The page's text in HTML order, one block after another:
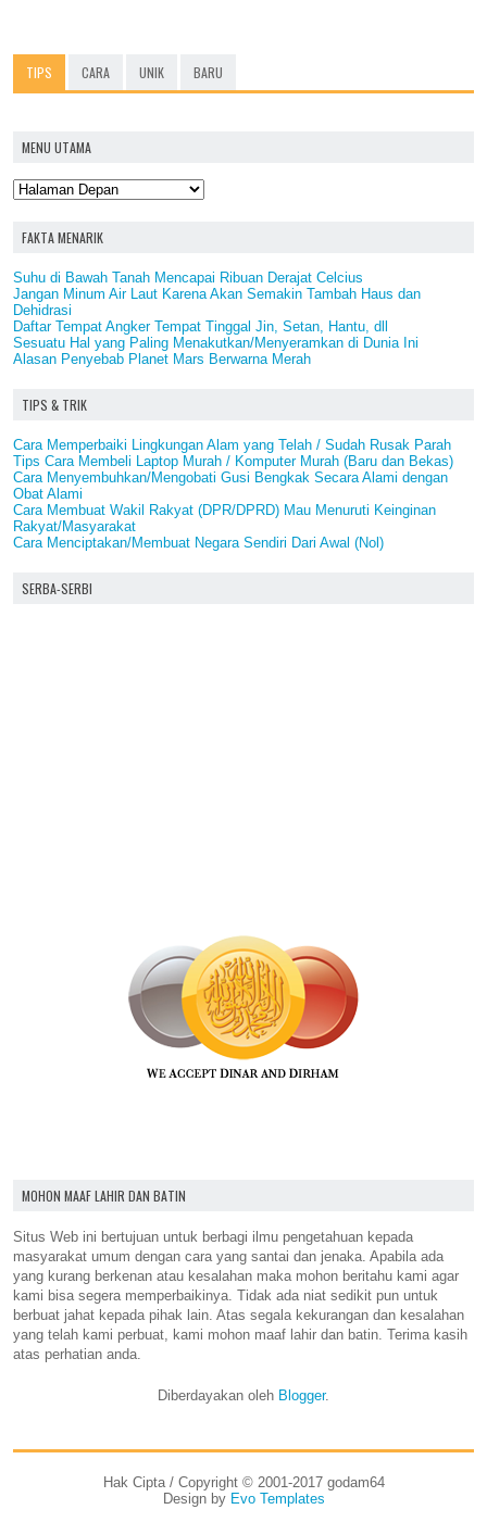
TIPS CARA UNIK BARU
MENU UTAMA
FAKTA MENARIK
Suhu di Bawah Tanah Mencapai Ribuan Derajat Celcius
Jangan Minum Air Laut Karena Akan Semakin Tambah Haus dan
Dehidrasi
Daftar Tempat Angker Tempat Tinggal Jin, Setan, Hantu, dll
Sesuatu Hal yang Paling Menakutkan/Menyeramkan di Dunia Ini
Alasan Penyebab Planet Mars Berwarna Merah
TIPS & TRIK
Cara Memperbaiki Lingkungan Alam yang Telah / Sudah Rusak Parah
Tips Cara Membeli Laptop Murah / Komputer Murah (Baru dan Bekas)
Cara Menyembuhkan/Mengobati Gusi Bengkak Secara Alami dengan
Obat Alami
Cara Membuat Wakil Rakyat (DPR/DPRD) Mau Menuruti Keinginan
Rakyat/Masyarakat
Cara Menciptakan/Membuat Negara Sendiri Dari Awal (Nol)
SERBA-SERBI
MOHON MAAF LAHIR DAN BATIN
Situs Web ini bertujuan untuk berbagi ilmu pengetahuan kepada
masyarakat umum dengan cara yang santai dan jenaka. Apabila ada
yang kurang berkenan atau kesalahan maka mohon beritahu kami agar
kami bisa segera memperbaikinya. Tidak ada niat sedikit pun untuk
berbuat jahat kepada pihak lain. Atas segala kekurangan dan kesalahan
yang telah kami perbuat, kami mohon maaf lahir dan batin. Terima kasih
atas perhatian anda.
Diberdayakan oleh Blogger.
Hak Cipta / Copyright © 2001-2017 godam64
Design by Evo Templates